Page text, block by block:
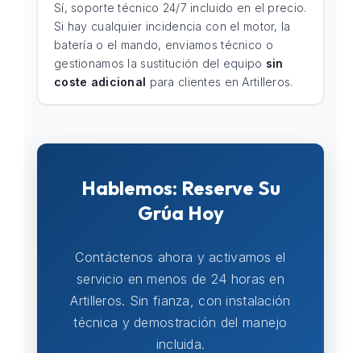
Sí, soporte técnico 24/7 incluido en el precio.
Si hay cualquier incidencia con el motor, la
batería o el mando, enviamos técnico o
gestionamos la sustitución del equipo sin
coste adicional para clientes en Artilleros.
Hablemos: Reserve Su
Grúa Hoy
Contáctenos ahora y activamos el
servicio en menos de 24 horas en
Artilleros. Sin fianza, con instalación
técnica y demostración del manejo
incluida.